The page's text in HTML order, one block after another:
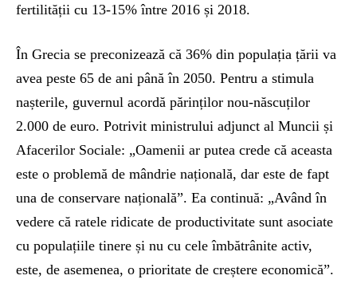
fertilității cu 13-15% între 2016 și 2018.
În Grecia se preconizează că 36% din populația țării va
avea peste 65 de ani până în 2050. Pentru a stimula
nașterile, guvernul acordă părinților nou-născuților
2.000 de euro. Potrivit ministrului adjunct al Muncii și
Afacerilor Sociale: „Oamenii ar putea crede că aceasta
este o problemă de mândrie națională, dar este de fapt
una de conservare națională”. Ea continuă: „Având în
vedere că ratele ridicate de productivitate sunt asociate
cu populațiile tinere și nu cu cele îmbătrânite activ,
este, de asemenea, o prioritate de creștere economică”.